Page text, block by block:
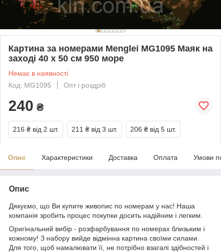
Картина за номерами Menglei MG1095 Маяк на
заході 40 х 50 см 950 море
Немає в наявності
Код: MG1095
Опт і роздріб
240 ₴
216 ₴ від 2 шт. 211 ₴ від 3 шт. 206 ₴ від 5 шт.
Опис Характеристики Доставка Оплата Умови
Опис
Дякуємо, що Ви купите живопис по номерам у нас! Наша
компанія зробить процес покупки досить надійним і легким.
Оригінальний вибір - розфарбування по номерах близьким і
кожному! З набору вийде відмінна картина своїми силами.
Для того, щоб намалювати її, не потрібно взагалі здібностей і